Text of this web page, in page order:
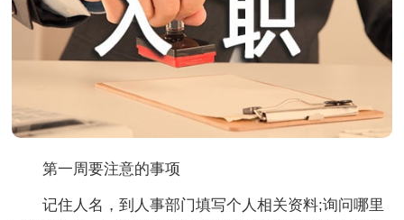
第一周要注意的事项
记住人名，到人事部门填写个人相关资料;询问哪里